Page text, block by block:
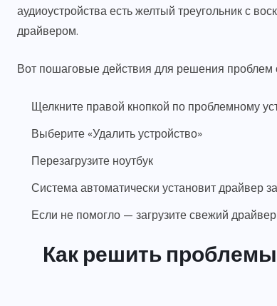
аудиоустройства есть желтый треугольник с
драйвером.
Вот пошаговые действия для решения проблем
Щелкните правой кнопкой по проблемному
Выберите «Удалить устройство»
Перезагрузите ноутбук
Система автоматически установит драйвер
Если не помогло — загрузите свежий
Как решить